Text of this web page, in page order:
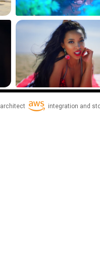
architect integration and